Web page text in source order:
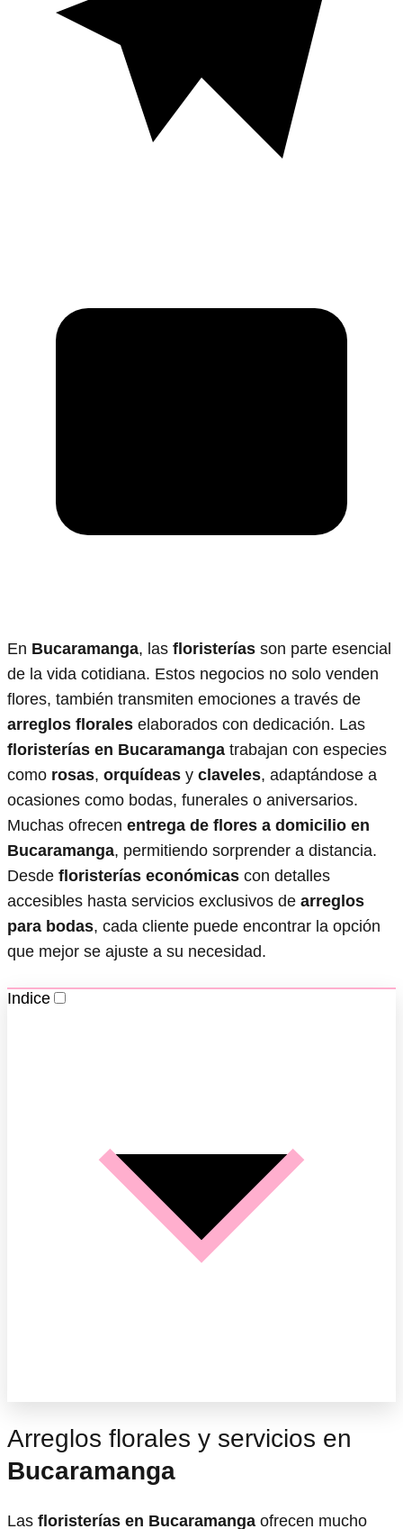
En Bucaramanga, las floristerías son parte esencial
de la vida cotidiana. Estos negocios no solo venden
flores, también transmiten emociones a través de
arreglos florales elaborados con dedicación. Las
floristerías en Bucaramanga trabajan con especies
como rosas, orquídeas y claveles, adaptándose a
ocasiones como bodas, funerales o aniversarios.
Muchas ofrecen entrega de flores a domicilio en
Bucaramanga, permitiendo sorprender a distancia.
Desde floristerías económicas con detalles
accesibles hasta servicios exclusivos de arreglos
para bodas, cada cliente puede encontrar la opción
que mejor se ajuste a su necesidad.
Indice
Arreglos florales y servicios en
Bucaramanga
Las floristerías en Bucaramanga ofrecen mucho